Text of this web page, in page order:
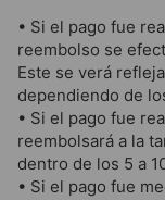
• Si el pago fue
reembolso se
Este se verá
dependiendo de
• Si el pago fue
reembolsará a la
dentro de los 5 a
• Si el pago fue